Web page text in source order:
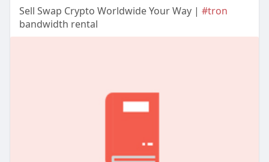
Sell Swap Crypto Worldwide Your Way | #tron
bandwidth rental